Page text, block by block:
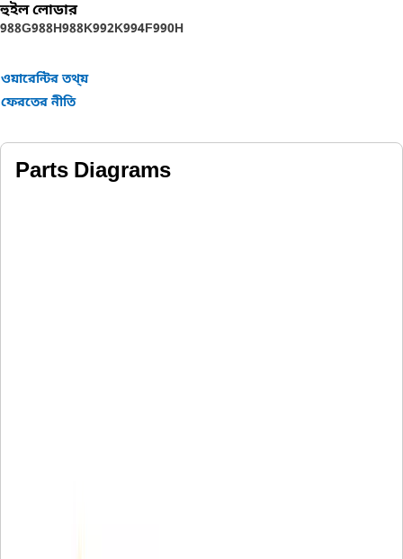
হুইল লোডার
988G988H988K992K994F990H
ওয়ারেন্টির তথ্য়
ফেরতের নীতি
Parts Diagrams